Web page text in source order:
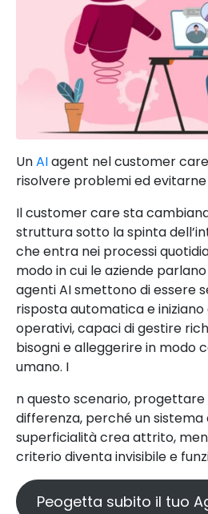
UnAIagent nel customer
risolvere problemi ed
Il customer care sta
struttura sotto la spinta
che entra nei processi
modo in cui le aziende
agenti AI smettono di essere
risposta automatica e
operativi, capaci di gestire
bisogni e alleggerire in modo
umano. I
n questo scenario,
differenza, perché un
superficialità crea attrito,
criterio diventa invisibile e
Peogetta subito il tuo